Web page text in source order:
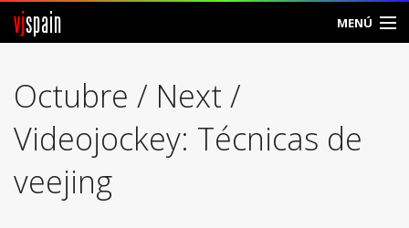
vjspain MENÚ
Foros
Noticias
Vjspain
Octubre / Next /
Videojockey: Técnicas de
veejing